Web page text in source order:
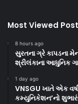
Most Viewed
8 hours ago
સુરતના ગ્રે કાપડના
શ્રીલંકાના આધુનિક
1 day ago
VNSGU ખાતે એક
કમ્યુનિકેશન’નો